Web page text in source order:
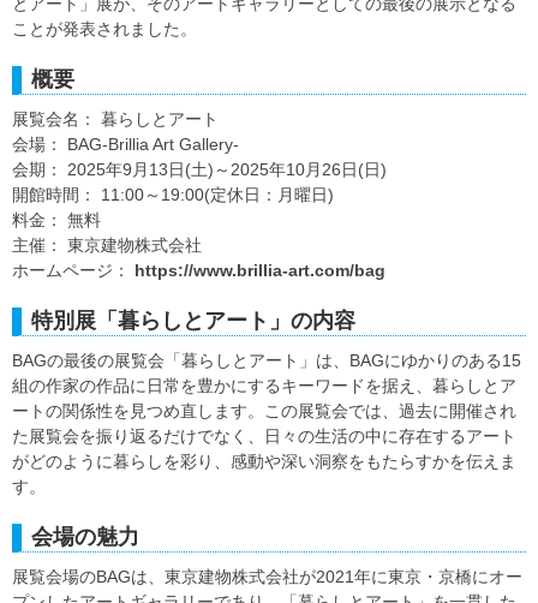
ことが発表されました。
概要
展覧会名： 暮らしとアート
会場： BAG-Brillia Art Gallery-
会期： 2025年9月13日(土)～2025年10月26日(日)
開館時間： 11:00～19:00(定休日：月曜日)
料金： 無料
主催： 東京建物株式会社
ホームページ： https://www.brillia-art.com/bag
特別展「暮らしとアート」の内容
BAGの最後の展覧会「暮らしとアート」は、BAGにゆかりのある15
組の作家の作品に日常を豊かにするキーワードを据え、暮らしとア
ートの関係性を見つめ直します。この展覧会では、過去に開催され
た展覧会を振り返るだけでなく、日々の生活の中に存在するアート
がどのように暮らしを彩り、感動や深い洞察をもたらすかを伝えま
す。
会場の魅力
展覧会場のBAGは、東京建物株式会社が2021年に東京・京橋にオー